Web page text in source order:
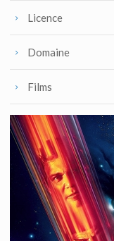
Licence
Domaine
Films